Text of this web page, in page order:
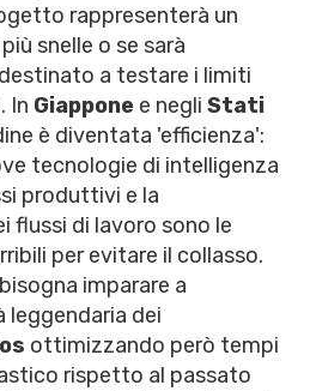
rappresenterà un
snelle o se sarà
a testare i limiti
In Giappone e negli Stati
è diventata 'efficienza':
tecnologie di intelligenza
produttivi e la
flussi di lavoro sono le
per evitare il collasso.
imparare a
leggendaria dei
ottimizzando però tempi
rispetto al passato